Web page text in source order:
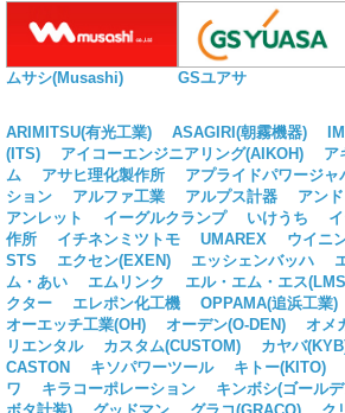
ムサシ(Musashi) GSユアサ
ARIMITSU(有光工業) ASAGIRI(朝霧機器)
(ITS)
アイコーエンジニアリング(AIKOH) ア
ム
アサヒ理化製作所 アプライドパワージャ
ション
アルファ工業 アルプス計器
アン
アンレット
イーグルクランプ いけうち
作所
イチネンミツトモ UMAREX ウイニ
STS
エクセン(EXEN) エッシェンバッハ
ム・あい
エムリンク エル・エム・エス
クター
エレポン化工機 OPPAMA(追浜工業)
オーエッチ工業(OH)
オーデン(O-DEN) オメ
リエンタル
カスタム(CUSTOM) カヤバ
CASTON
キソパワーツール キトー(KITO)
ワ
キラコーポレーション キンボシ(ゴール